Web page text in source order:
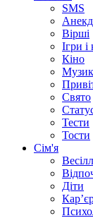
SMS
Вірші
Ігри
Кіно
Свято
Тести
Тости
Сім'я
Діти